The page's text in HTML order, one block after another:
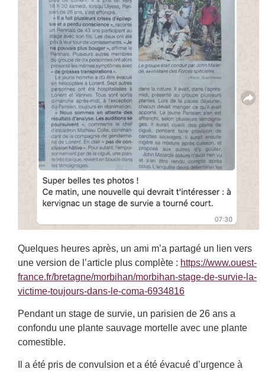
Quelques heures après, un ami m’a partagé un lien vers
une version de l’article plus complète : https://www.ouest-
france.fr/bretagne/morbihan/morbihan-stage-de-survie-la-
victime-toujours-dans-le-coma-6934816
Pendant un stage de survie, un parisien de 26 ans a
confondu une plante sauvage mortelle avec une plante
comestible.
Il a été pris de convulsion et a été évacué d’urgence à